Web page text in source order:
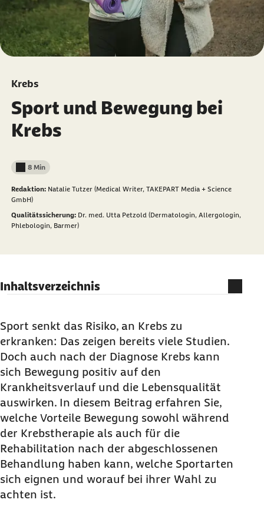
Krebs
Sport und Bewegung bei
Krebs
Lesedauer weniger als
8 Min
Redaktion: Natalie Tutzer (Medical Writer, TAKEPART Media + Science
GmbH)
Qualitätssicherung: Dr. med. Utta Petzold (Dermatologin, Allergologin,
Phlebologin, Barmer)
Inhaltsverzeichnis
Wie viel Sport bei Krebs?
Welcher Sport bei Krebs?
Einschränkungen für Sport bei Krebs
Körperlicher Aufbau nach Krebs
Sport senkt das Risiko, an Krebs zu
erkranken: Das zeigen bereits viele Studien.
Doch auch nach der Diagnose Krebs kann
sich Bewegung positiv auf den
Krankheitsverlauf und die Lebensqualität
auswirken. In diesem Beitrag erfahren Sie,
welche Vorteile Bewegung sowohl während
der Krebstherapie als auch für die
Rehabilitation nach der abgeschlossenen
Behandlung haben kann, welche Sportarten
sich eignen und worauf bei ihrer Wahl zu
achten ist.